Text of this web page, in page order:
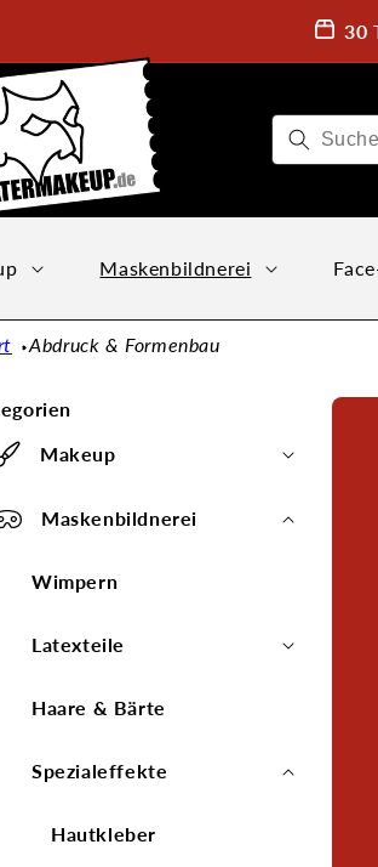
30
Maskenbildnerei
Abdruck & Formenbau
Makeup
Maskenbildnerei
Wimpern
Latexteile
Haare & Bärte
Spezialeffekte
Hautkleber